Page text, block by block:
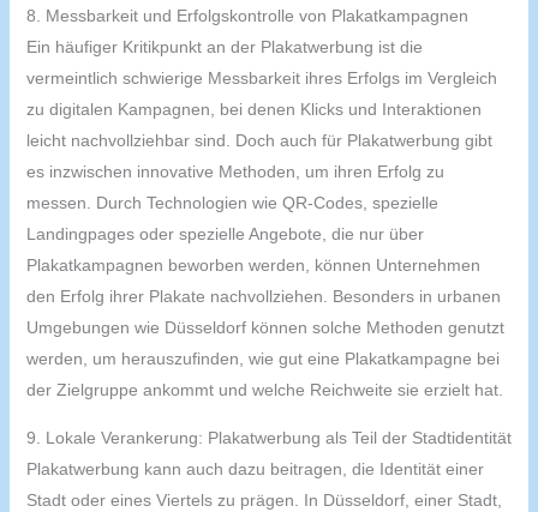
8. Messbarkeit und Erfolgskontrolle von Plakatkampagnen
Ein häufiger Kritikpunkt an der Plakatwerbung ist die
vermeintlich schwierige Messbarkeit ihres Erfolgs im Vergleich
zu digitalen Kampagnen, bei denen Klicks und Interaktionen
leicht nachvollziehbar sind. Doch auch für Plakatwerbung gibt
es inzwischen innovative Methoden, um ihren Erfolg zu
messen. Durch Technologien wie QR-Codes, spezielle
Landingpages oder spezielle Angebote, die nur über
Plakatkampagnen beworben werden, können Unternehmen
den Erfolg ihrer Plakate nachvollziehen. Besonders in urbanen
Umgebungen wie Düsseldorf können solche Methoden genutzt
werden, um herauszufinden, wie gut eine Plakatkampagne bei
der Zielgruppe ankommt und welche Reichweite sie erzielt hat.
9. Lokale Verankerung: Plakatwerbung als Teil der Stadtidentität
Plakatwerbung kann auch dazu beitragen, die Identität einer
Stadt oder eines Viertels zu prägen. In Düsseldorf, einer Stadt,